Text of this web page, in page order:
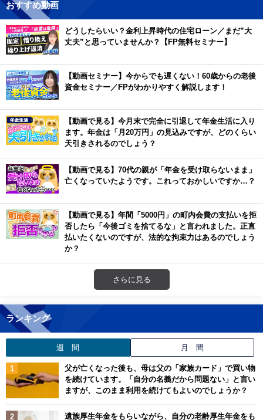
おすすめ動画
どうしたらいい？金利上昇時代の住宅ローン／まだ”大
丈夫”と思っていませんか？【FP無料セミナー】
【動画セミナー】今からでも遅くない！60歳からの老後
資金セミナー／FPがわかりやすく解説します！
【動画で見る】今月末で完全に引退して年金生活に入り
ます。年金は「月20万円」の見込みですが、どのくらい
天引きされるのでしょう？
【動画で見る】70代の親が「年金を受け取らないまま」
亡くなっていたようです。これっておかしいですか…？
【動画で見る】年間「5000円」の町内会費の支払いを拒
否したら「今後ゴミを捨てるな」と言われました。正直
払いたくないのですが、法的な拘束力はあるのでしょう
か？
さらに見る
ランキング
週 間 月 間
父が亡くなった後も、母は父の「家族カード」で買い物
を続けています。「自分の名義だから問題ない」と言い
ますが、このまま利用を続けてもよいのでしょうか？
遺族厚生年金をもらいながら、自分の老齢厚生年金をも